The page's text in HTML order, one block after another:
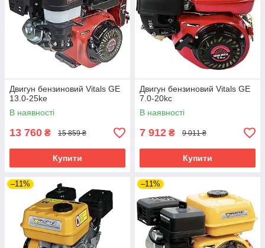
Двигун бензиновий Vitals GE
13.0-25ke
В наявності
13 760 ₴ 15 859 ₴
Купити
Двигун бензиновий Vitals GE
7.0-20kc
В наявності
7 912 ₴ 9 011 ₴
Купити
–11% –11%